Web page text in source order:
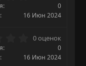
з
0
в
з
0
16 Июн 2024
0
0
0 оценок
0
16 Июн 2024